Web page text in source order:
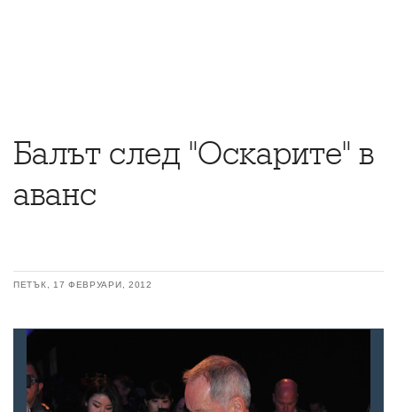
Балът след "Оскарите" в
аванс
ПЕТЪК, 17 ФЕВРУАРИ, 2012